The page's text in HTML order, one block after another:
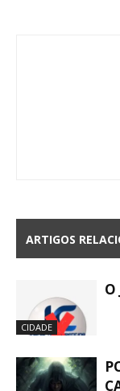
ARTIGOS
CIDADE
O